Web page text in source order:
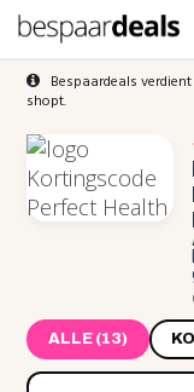
Bespaardeals
shopt.
ALLE (13)